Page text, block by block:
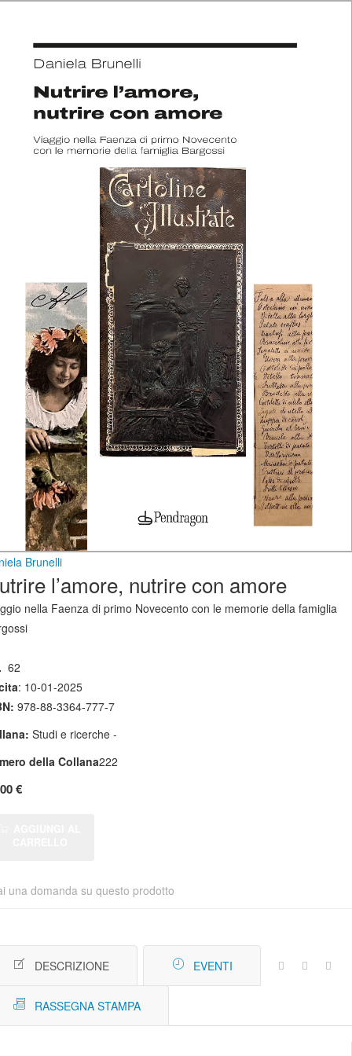
Brunelli
l’amore, nutrire con amore
nella Faenza di primo Novecento con le memorie della famiglia
62
: 10-01-2025
978-88-3364-777-7
Studi e ricerche -
della Collana222
€
una domanda su questo prodotto
DESCRIZIONE EVENTI
RASSEGNA STAMPA